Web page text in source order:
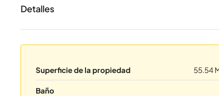
Detalles
Superficie de la propiedad 55.54
Baño